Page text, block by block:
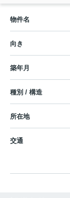
物件名
向き
築年月
種別 / 構造
所在地
交通